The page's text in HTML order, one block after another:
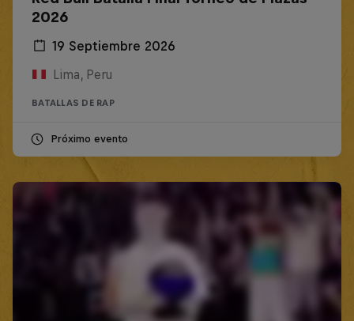
2026
19 Septiembre 2026
Lima, Peru
BATALLAS DE RAP
Próximo evento